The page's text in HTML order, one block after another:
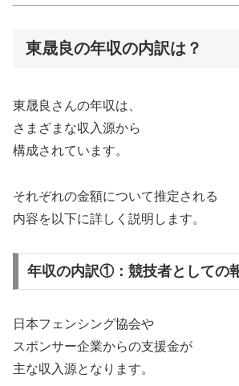
東晟良の年収の内訳は？
東晟良さんの年収は、
さまざまな収入源から
構成されています。
それぞれの金額について推定される
内容を以下に詳しく説明します。
年収の内訳①：競技者としての
日本フェンシング協会や
スポンサー企業からの支援金が
主な収入源となります。